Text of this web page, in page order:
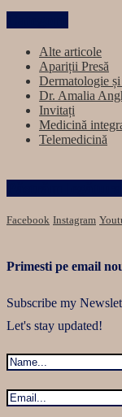
Alte articole
Apariții Presă
Dermatologie
Dr. Amalia
Invitați
Medicină
Telemedicină
Facebook Instagram
Primesti pe email
Subscribe my
Let's stay updated!